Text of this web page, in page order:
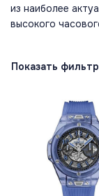
из наиболее
высокого
Показать